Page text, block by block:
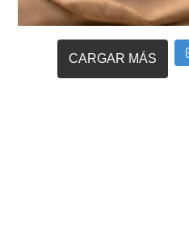
CARGAR MÁS